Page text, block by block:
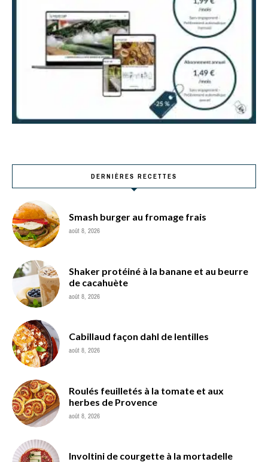
DERNIÈRES RECETTES
Smash burger au fromage frais
août 8, 2026
Shaker protéiné à la banane et au beurre
de cacahuète
août 8, 2026
Cabillaud façon dahl de lentilles
août 8, 2026
Roulés feuilletés à la tomate et aux
herbes de Provence
août 8, 2026
Involtini de courgette à la mortadelle